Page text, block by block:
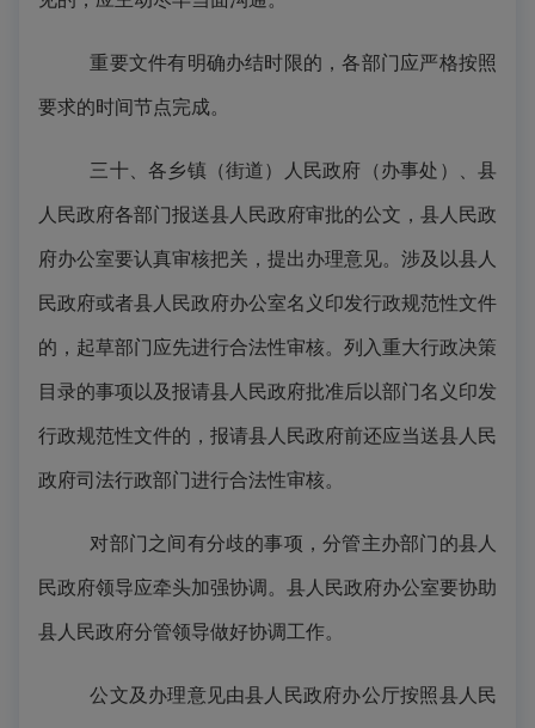
重要文件有明确办结时限的，各部门应严格按照
要求的时间节点完成。
三十、各乡镇（街道）人民政府（办事处）、县
人民政府各部门报送县人民政府审批的公文，县人民政
府办公室要认真审核把关，提出办理意见。涉及以县人
民政府或者县人民政府办公室名义印发行政规范性文件
的，起草部门应先进行合法性审核。列入重大行政决策
目录的事项以及报请县人民政府批准后以部门名义印发
行政规范性文件的，报请县人民政府前还应当送县人民
政府司法行政部门进行合法性审核。
对部门之间有分歧的事项，分管主办部门的县人
民政府领导应牵头加强协调。县人民政府办公室要协助
县人民政府分管领导做好协调工作。
公文及办理意见由县人民政府办公厅按照县人民